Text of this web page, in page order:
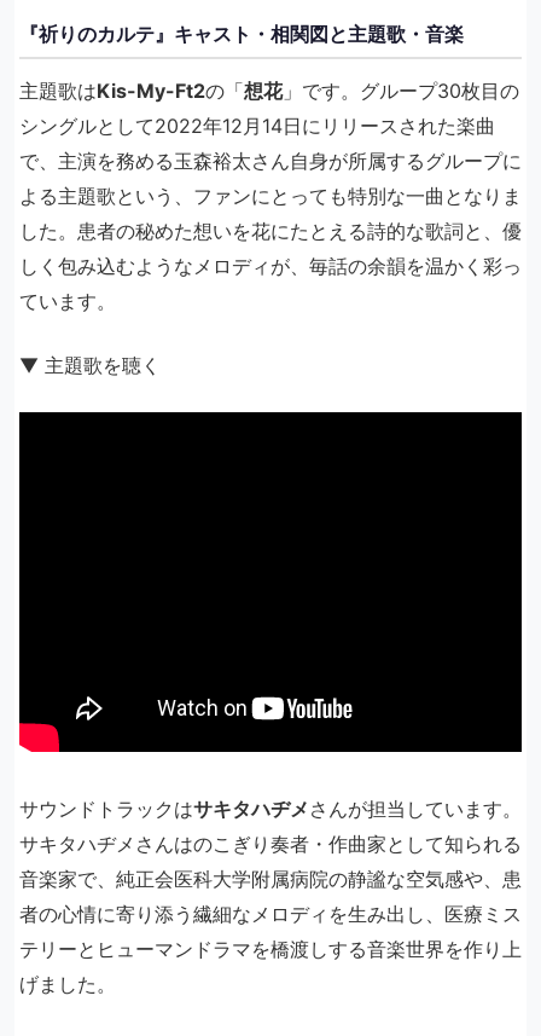
『祈りのカルテ』キャスト・相関図と主題歌・音楽
主題歌はKis-My-Ft2の「想花」です。グループ30枚目の
シングルとして2022年12月14日にリリースされた楽曲
で、主演を務める玉森裕太さん自身が所属するグループに
よる主題歌という、ファンにとっても特別な一曲となりま
した。患者の秘めた想いを花にたとえる詩的な歌詞と、優
しく包み込むようなメロディが、毎話の余韻を温かく彩っ
ています。
▼ 主題歌を聴く
サウンドトラックはサキタハヂメ さんが担当しています。
サキタハヂメさんはのこぎり奏者・作曲家として知られる
音楽家で、純正会医科大学附属病院の静謐な空気感や、患
者の心情に寄り添う繊細なメロディを生み出し、医療ミス
テリーとヒューマンドラマを橋渡しする音楽世界を作り上
げました。